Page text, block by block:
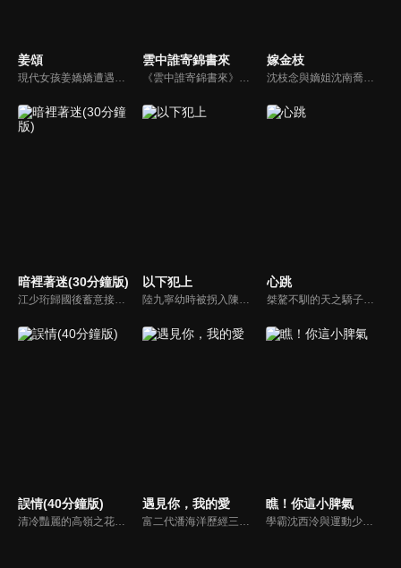
姜頌 雲中誰寄錦書來 嫁金枝
暗裡著迷(30分鐘版)
江少珩歸國後蓄意接近服裝設計師蘇半夏，直到衛高陽暴露出江少珩接近蘇半夏的真實目的，蘇半夏深覺背叛而與江少珩分手。而已經無法離開蘇半夏的江少珩，用真心再次追回蘇半夏，上演追妻火葬場並重歸於好。之後，兩人查清當年真相，最終衛氏姐弟雙雙落網，一切塵埃落定。
以下犯上
陸九寧幼時被拐入陳府為奴，與陳婉兒情同姊妹。婉兒入宮後遭姝王妃陷害身亡，九寧誓要雪冤。她在繡坊受辱卻憑才智自保，得皇叔允祕相助，查出姝王妃罪證。追查中更揭開陳府長年拐賣女子、勾結貪官的黑幕，婉兒亦因此遇害。九寧聯手允祕蒐證上呈，惡徒伏法，被拐女子獲救。
心跳
桀驁不馴的天之驕子「顧譯」和看似柔弱乖順的小白花「喬淨」，兩人秘密交往三年，白天是老闆和秘書，晚上是地下情人，但其實顧家早與白家定下娃娃親，喬淨毅然決然在他們訂婚當天離開南城回老家，顧譯以為喬淨提分手只是單純鬧脾氣，於是他用盡各種辦法挽留，殊不知喬淨的接近都是另有目的...
誤情(40分鐘版)
清冷豔麗的高嶺之花江時淺在遭受霸淩、暴力等一系列事件後，華麗蛻變逆襲歸來，用一場精心策劃強勢開啟自己的復仇之路，最終收穫內心救贖與愛情的故事。
遇見你，我的愛
富二代潘海洋歷經三次失敗婚姻，認為金錢阻礙愛情。唯第一任妻子陸雪怡真心待他。好友伊軒勸他隱藏身份。他在酒吧對芭蕾舞演員韓夢瑤一見鍾情。便化身業務經理與她相戀。熱戀中潘海洋決定娶韓夢瑤，卻在婚前發現韓夢瑤三年前曾是自己公司員工，進而揭開伊軒與韓夢瑤為還債設局圖謀他財產的陰謀...
瞧！你這小脾氣
學霸沈西泠與運動少女蘇曉曉意外加入了號稱「幫助學生解決各種困難」的失學社，在一次次校園事件中，兩人情感從互相看不順眼到彼此產生好感逐漸深入，同時也結識了歐美、景溪、費天等許多好朋友。然而就在兩人關係逐漸明朗時，一個巨大的陰謀卻在校園角落裡悄然而生。